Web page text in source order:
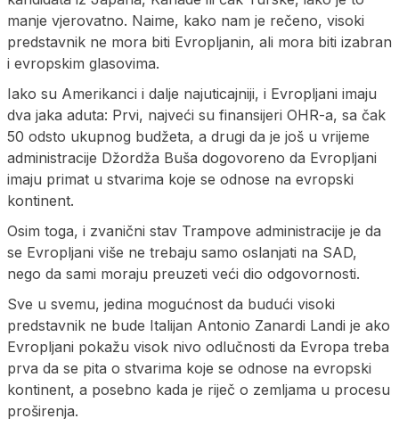
manje vjerovatno. Naime, kako nam je rečeno, visoki
predstavnik ne mora biti Evropljanin, ali mora biti izabran
i evropskim glasovima.
Iako su Amerikanci i dalje najuticajniji, i Evropljani imaju
dva jaka aduta: Prvi, najveći su finansijeri OHR-a, sa čak
50 odsto ukupnog budžeta, a drugi da je još u vrijeme
administracije Džordža Buša dogovoreno da Evropljani
imaju primat u stvarima koje se odnose na evropski
kontinent.
Osim toga, i zvanični stav Trampove administracije je da
se Evropljani više ne trebaju samo oslanjati na SAD,
nego da sami moraju preuzeti veći dio odgovornosti.
Sve u svemu, jedina mogućnost da budući visoki
predstavnik ne bude Italijan Antonio Zanardi Landi je ako
Evropljani pokažu visok nivo odlučnosti da Evropa treba
prva da se pita o stvarima koje se odnose na evropski
kontinent, a posebno kada je riječ o zemljama u procesu
proširenja.